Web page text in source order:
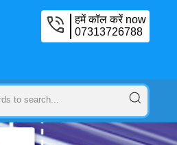
हमें कॉल करें now
07313726788